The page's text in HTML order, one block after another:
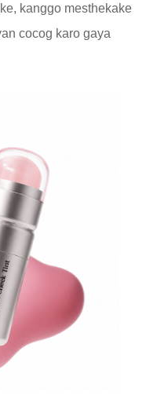
kanggo mesthekake
cocog karo gaya